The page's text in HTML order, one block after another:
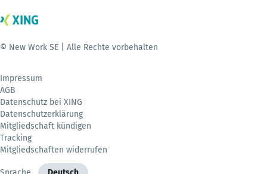
© New Work SE | Alle Rechte vorbehalten
Impressum
AGB
Datenschutz bei XING
Datenschutzerklärung
Mitgliedschaft kündigen
Tracking
Mitgliedschaften widerrufen